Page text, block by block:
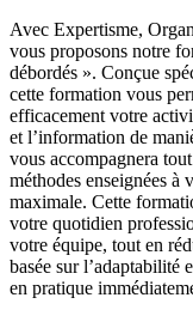
Avec Expertisme,
vous proposons notre
débordés ». Conçue
cette formation vous
efficacement votre
et l’information de
vous accompagnera
méthodes enseignées
maximale. Cette
votre quotidien
votre équipe, tout en
basée sur l’adaptabilité
en pratique